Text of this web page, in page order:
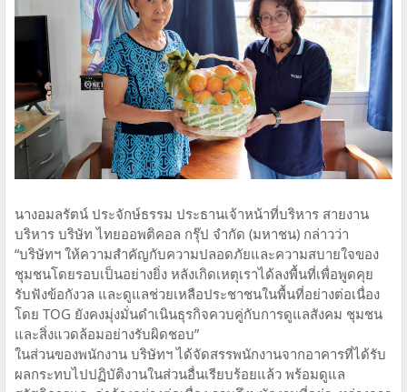
นางอมลรัตน์ ประจักษ์ธรรม ประธานเจ้าหน้าที่บริหาร สายงาน
บริหาร บริษัท ไทยออพติคอล กรุ๊ป จำกัด (มหาชน) กล่าวว่า
“บริษัทฯ ให้ความสำคัญกับความปลอดภัยและความสบายใจของ
ชุมชนโดยรอบเป็นอย่างยิ่ง หลังเกิดเหตุเราได้ลงพื้นที่เพื่อพูดคุย
รับฟังข้อกังวล และดูแลช่วยเหลือประชาชนในพื้นที่อย่างต่อเนื่อง
โดย TOG ยังคงมุ่งมั่นดำเนินธุรกิจควบคู่กับการดูแลสังคม ชุมชน
และสิ่งแวดล้อมอย่างรับผิดชอบ”
ในส่วนของพนักงาน บริษัทฯ ได้จัดสรรพนักงานจากอาคารที่ได้รับ
ผลกระทบไปปฏิบัติงานในส่วนอื่นเรียบร้อยแล้ว พร้อมดูแล